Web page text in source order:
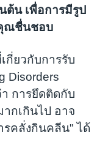
ต้น เพื่อการมีรูป
ณชื่นชอบ
กี่ยวกับการรับ
Disorders
การยึดติดกับ
กเกินไป อาจ
รคลั่งกินคลีน" ได้